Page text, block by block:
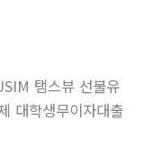
탬스뷰 선불유
대학생무이자대출